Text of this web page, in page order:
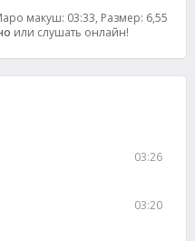
макуш: 03:33, Размер: 6,55
или слушать онлайн!
03:26
03:20